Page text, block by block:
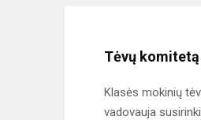
Tėvų
Klasės mokinių
vadovauja